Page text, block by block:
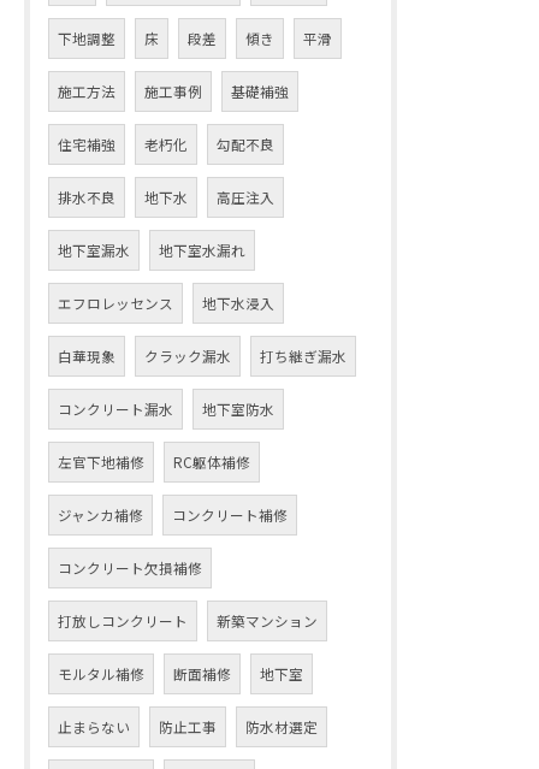
下地調整 床 段差 傾き 平滑
施工方法 施工事例 基礎補強
住宅補強 老朽化 勾配不良
排水不良 地下水 高圧注入
地下室漏水 地下室水漏れ
エフロレッセンス 地下水浸入
白華現象 クラック漏水 打ち継ぎ漏水
コンクリート漏水 地下室防水
左官下地補修 RC躯体補修
ジャンカ補修 コンクリート補修
コンクリート欠損補修
打放しコンクリート 新築マンション
モルタル補修 断面補修 地下室
止まらない 防止工事 防水材選定